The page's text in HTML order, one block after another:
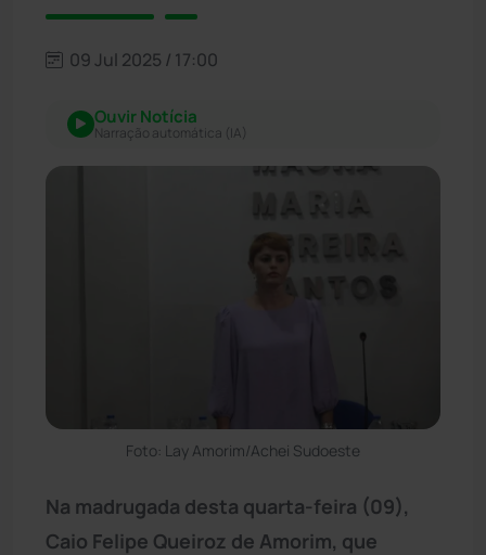
09 Jul 2025 / 17:00
Ouvir Notícia
Narração automática (IA)
Foto: Lay Amorim/Achei Sudoeste
Na madrugada desta quarta-feira (09),
Caio Felipe Queiroz de Amorim, que